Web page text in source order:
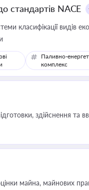
стандартів NACE
класифікації видів
Паливно-
комплекс
здійснення та
майна, майнових